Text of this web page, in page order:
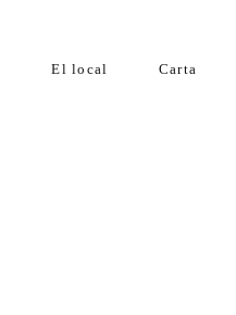
El local Carta